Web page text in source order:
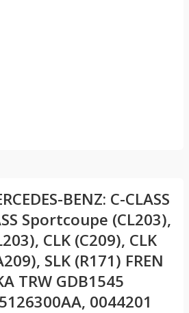
BENZ: C-CLASS
Sportcoupe (CL203),
CLK (C209), CLK
SLK (R171) FREN
TRW GDB1545
0044201